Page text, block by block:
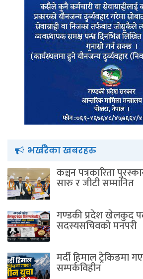
भर्खरैका खबरहरु
कञ्चन पत्रकारिता
सारु र जीटी सम्मानित
गण्डकी प्रदेश खेलकुद
सदस्यसचिवकाे मनपरी
मर्दी हिमाल ट्रेकिङमा
सम्पर्कविहीन